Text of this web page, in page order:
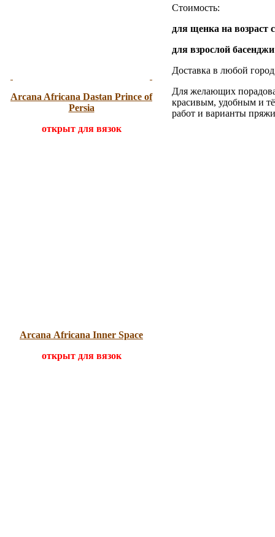
Arcana Africana Dastan Prince of
Persia
открыт для вязок
Arcana Africana Inner Space
открыт для вязок
Стоимость:
для щенка на возраст
для взрослой
Доставка в любой
Для желающих
красивым, удобным и
работ и варианты